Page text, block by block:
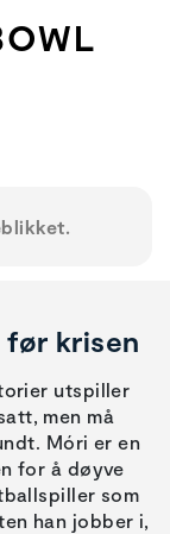
før krisen
utspiller
men må
Móri er en
for å døyve
som
han jobber i,